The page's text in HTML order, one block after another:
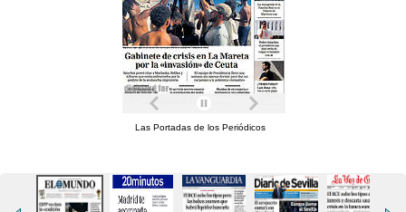
Las Portadas de los Periódicos